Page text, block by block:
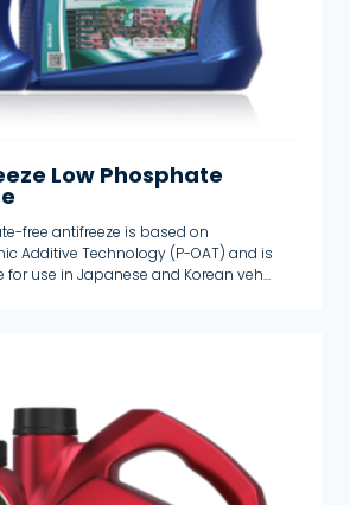
ja bussidele
Low Phosphate
free antifreeze is based on
Additive Technology (P-OAT) and is
use in Japanese and Korean veh...